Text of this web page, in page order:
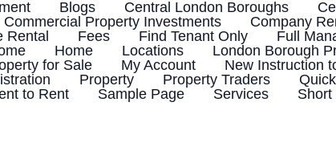
Blogs Central London Boroughs
Commercial Property Investments Company
Rental Fees Find Tenant Only
Full
Home Locations London Borough
for Sale My Account New Instruction
Property Property Traders
to Rent Sample Page Services Short